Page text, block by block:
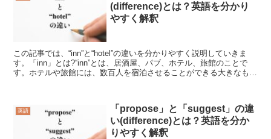
(difference)とは？英語を分かり
やすく解釈
この記事では、“inn”と“hotel”の違いを分かりやすく説明していきま
す。「inn」とは?“inn”とは、居酒屋、パブ、ホテル、旅館のことで
す。ホテルや旅館には、数百人を宿泊させることができる大きなもの
英語
「propose」と「suggest」の違
い(difference)とは？英語を分か
りやすく解釈